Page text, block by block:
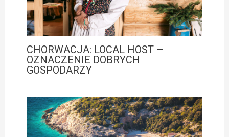
CHORWACJA: LOCAL HOST –
OZNACZENIE DOBRYCH
GOSPODARZY